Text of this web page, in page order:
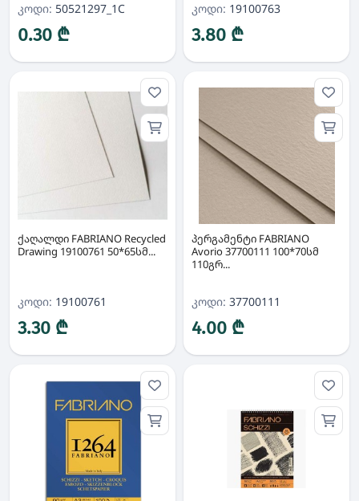
კოდი: 50521297_1C
0.30 ₾
კოდი: 19100763
3.80 ₾
ქაღალდი FABRIANO Recycled
Drawing 19100761 50*65სმ...
კოდი: 19100761
3.30 ₾
პერგამენტი FABRIANO
Avorio 37700111 100*70სმ
110გრ...
კოდი: 37700111
4.00 ₾